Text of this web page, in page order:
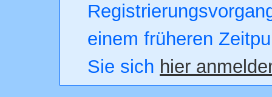
einem früheren
Sie sich hier